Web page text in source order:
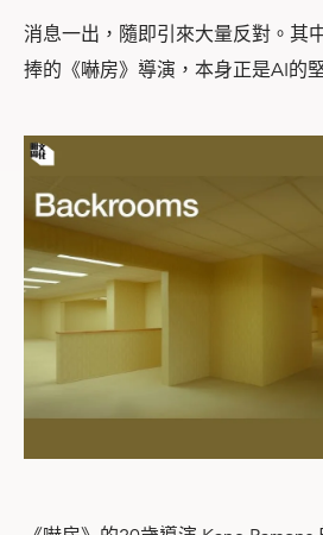
消息一出，隨即引來大量反對。其
捧的《嚇房》導演，本身正是AI的